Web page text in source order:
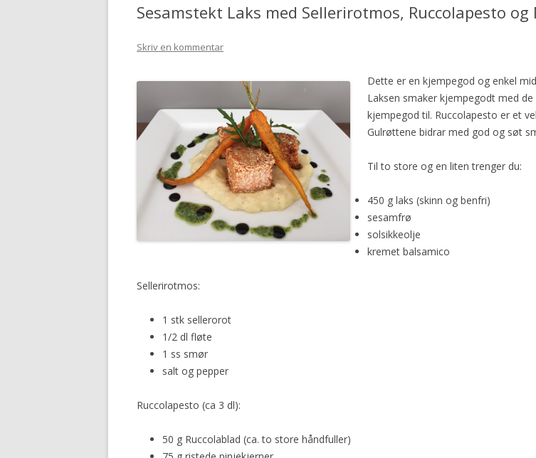
Sesamstekt Laks med Sellerirotmos, Ruccolapesto
Skriv en kommentar
Dette er en kjempegod og enkel
Laksen smaker kjempegodt med
kjempegod til. Ruccolapesto er et
Gulrøttene bidrar med god og søt
Til to store og en liten trenger du:
450 g laks (skinn og benfri)
sesamfrø
solsikkeolje
kremet balsamico
Sellerirotmos:
1 stk sellerorot
1/2 dl fløte
1 ss smør
salt og pepper
Ruccolapesto (ca 3 dl):
50 g Ruccolablad (ca. to store håndfuller)